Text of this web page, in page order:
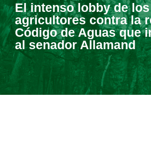
El intenso lobby de los
agricultores contra la
Código de Aguas que
al senador Allamand